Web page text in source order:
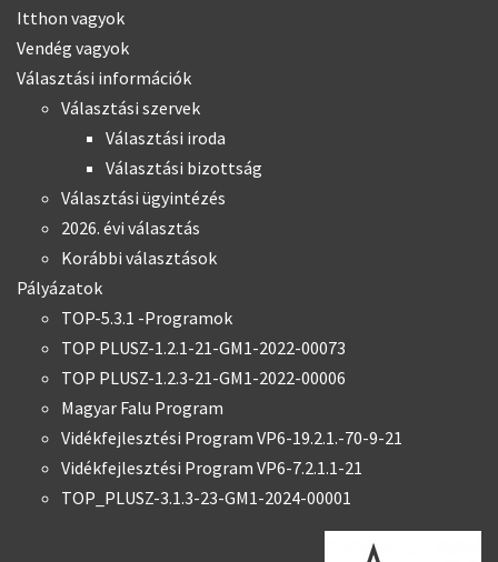
Itthon vagyok
Vendég vagyok
Választási információk
Választási szervek
Választási iroda
Választási bizottság
Választási ügyintézés
2026. évi választás
Korábbi választások
Pályázatok
TOP-5.3.1 -Programok
TOP PLUSZ-1.2.1-21-GM1-2022-00073
TOP PLUSZ-1.2.3-21-GM1-2022-00006
Magyar Falu Program
Vidékfejlesztési Program VP6-19.2.1.-70-9-21
Vidékfejlesztési Program VP6-7.2.1.1-21
TOP_PLUSZ-3.1.3-23-GM1-2024-00001